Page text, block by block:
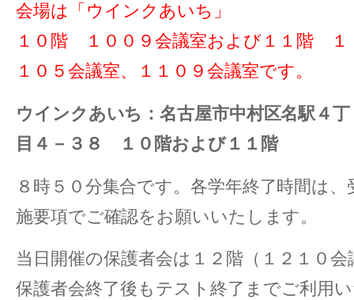
会場は「ウインクあいち」
１０階 １００９会議室および１１階 １
１０５会議室、１１０９会議室です。
ウインクあいち：名古屋市中村区名駅４丁
目４－３８ １０階および１１階
８時５０分集合です。各学年終了時間は
施要項でご確認をお願いいたします。
当日開催の保護者会は１２階（１２１０
保護者会終了後もテスト終了までご利用